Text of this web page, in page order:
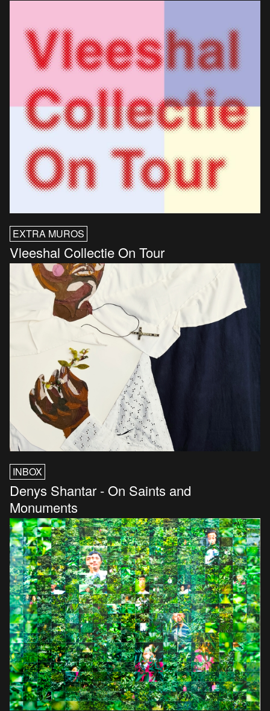
EXTRA MUROS
Vleeshal Collectie On Tour
INBOX
Denys Shantar - On Saints and
Monuments